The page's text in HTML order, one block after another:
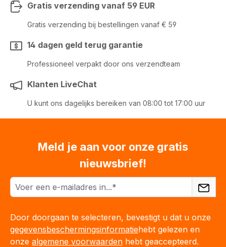
Gratis verzending vanaf 59 EUR
Gratis verzending bij bestellingen vanaf € 59
14 dagen geld terug garantie
Professioneel verpakt door ons verzendteam
Klanten LiveChat
U kunt ons dagelijks bereiken van 08:00 tot 17:00 uur
Meld je aan voor onze gratis
nieuwsbrief!
Door doorgaan te selecteren, bevestigt u dat u onze
gegevensbeschermingsinformatiehebt gelezen en
onze algemene voorwaarden hebt geaccepteerd.